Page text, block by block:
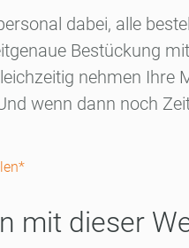
dabei, alle
Bestückung
nehmen Ihre
wenn dann noch
mit dieser